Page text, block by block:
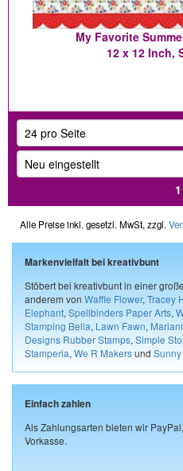
My Favorite
12 x 12 Inch,
1
Alle Preise inkl. gesetzl. MwSt, zzgl.
Markenvielfalt bei kreativbunt
Stöbert bei kreativbunt in einer
anderem von Waffle Flower, Tracey
Elephant, Spellbinders Paper Arts,
Stamping Bella, Lawn Fawn,
Designs Rubber Stamps, Simple
Stamperia, We R Makersund
Einfach zahlen
Als Zahlungsarten bieten wir
Vorkasse.